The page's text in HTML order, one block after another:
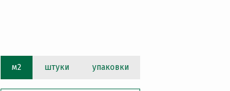
м2 штуки упаковки